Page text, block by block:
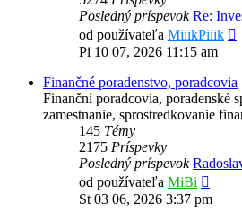
Posledný príspevok Re:
od používateľa MiiikPiiik
Pi 10 07, 2026 11:15 am
Finančné poradenstvo, poradcovia
Finanční poradcovia, poradenské
zamestnanie, sprostredkovanie
145 Témy
2175 Príspevky
Posledný príspevok
od používateľa MiBi
St 03 06, 2026 3:37 pm